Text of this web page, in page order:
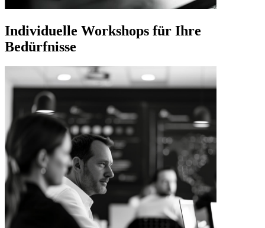
Individuelle Workshops für Ihre
Bedürfnisse